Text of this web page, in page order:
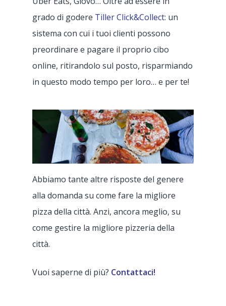
grado di godere Tiller Click&Collect: un
sistema con cui i tuoi clienti possono
preordinare e pagare il proprio cibo
online, ritirandolo sul posto, risparmiando
in questo modo tempo per loro… e per te!
Abbiamo tante altre risposte del genere
alla domanda su come fare la migliore
pizza della città. Anzi, ancora meglio, su
come gestire la migliore pizzeria della
città.
Vuoi saperne di più? Contattaci!
Prodotto
Back Office
Delivery –
Click & Collect –
Fattura elettronica
GetYourBill
Terminale POS
Prezzo
Clienti
Pizzeria
Bar
Gelateria
Pasticceria
Servizio Clienti
Risorse
Blog
COVID-19
Lavora con noi
CONTATTI